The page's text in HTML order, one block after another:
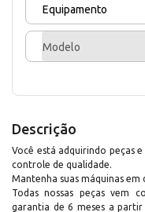
Equipamento
Modelo
Descrição
Você está adquirindo peças
controle de qualidade.
Mantenha suas máquinas em
Todas nossas peças vem
garantia de 6 meses a